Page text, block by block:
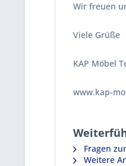
Wir freuen
Viele Grüße
KAP Möbel
www.kap-
Fragen
Weitere